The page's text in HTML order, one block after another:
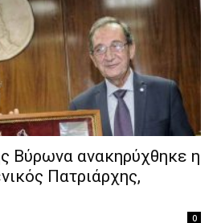
Βύρωνα ανακηρύχθηκε η
Πατριάρχης,
0